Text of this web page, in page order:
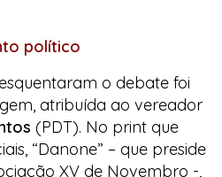
político
o debate foi
atribuída ao vereador
(PDT). No print que
“Danone” – que preside
XV de Novembro -,